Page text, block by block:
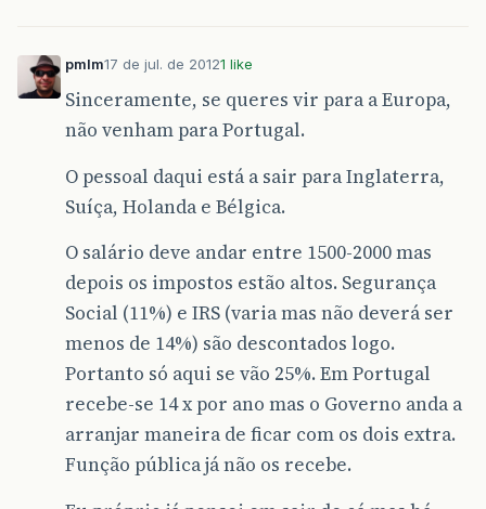
pmlm17 de jul. de 20121 like
Sinceramente, se queres vir para a Europa,
não venham para Portugal.
O pessoal daqui está a sair para Inglaterra,
Suíça, Holanda e Bélgica.
O salário deve andar entre 1500-2000 mas
depois os impostos estão altos. Segurança
Social (11%) e IRS (varia mas não deverá ser
menos de 14%) são descontados logo.
Portanto só aqui se vão 25%. Em Portugal
recebe-se 14 x por ano mas o Governo anda a
arranjar maneira de ficar com os dois extra.
Função pública já não os recebe.